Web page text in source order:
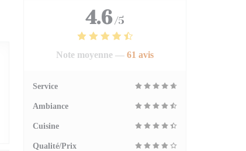
4.6 /5
Note moyenne — 61 avis
Service
Ambiance
Cuisine
Qualité/Prix